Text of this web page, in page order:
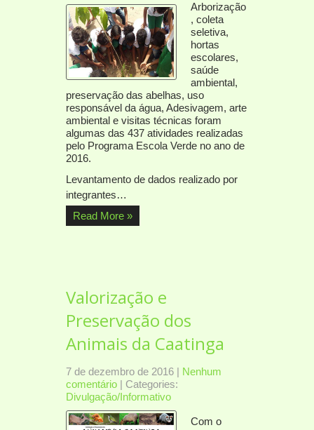
Arborização
, coleta
seletiva,
hortas
escolares,
saúde
ambiental,
preservação das abelhas, uso
responsável da água, Adesivagem, arte
ambiental e visitas técnicas foram
algumas das 437 atividades realizadas
pelo Programa Escola Verde no ano de
2016.
Levantamento de dados realizado por
integrantes…
Read More »
Valorização e
Preservação dos
Animais da Caatinga
7 de dezembro de 2016 | Nenhum
comentário | Categories:
Divulgação/Informativo
Com o